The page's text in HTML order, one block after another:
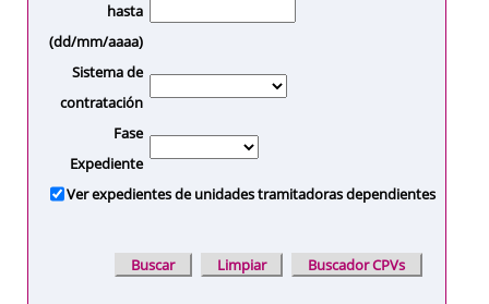
hasta
(dd/mm/aaaa)
Sistema de
contratación
Fase
Expediente
Ver expedientes de unidades tramitadoras dependientes